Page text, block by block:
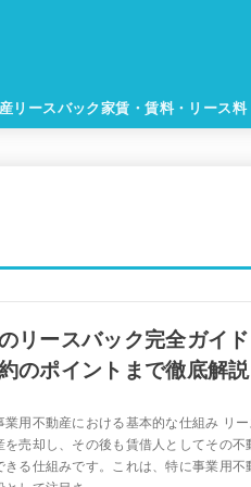
リースバック家賃・賃料・リース料
リースバック完全ガイ
のポイントまで徹底解説
業用不動産における基本的な仕組み リー
を売却し、その後も賃借人としてその不
きる仕組みです。これは、特に事業用不